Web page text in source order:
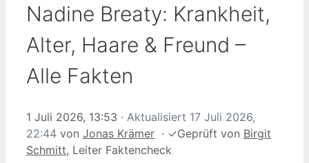
Nadine Breaty: Krankheit,
Alter, Haare & Freund –
Alle Fakten
1 Juli 2026, 13:53 · Aktualisiert 17 Juli 2026,
22:44 von Jonas Krämer · ✓Geprüft von Birgit
Schmitt, Leiter Faktencheck